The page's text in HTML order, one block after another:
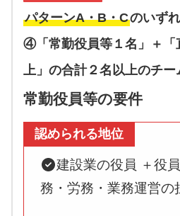
パターンA・B・Cのいず
④「常勤役員等１名」＋「
上」の合計２名以上のチ
常勤役員等の要件
認められる地位
建設業の役員 ＋役
務・労務・業務運営の